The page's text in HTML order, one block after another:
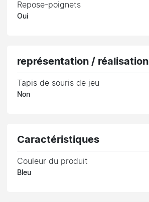
Repose-poignets
Oui
représentation / réalisation
Tapis de souris de jeu
Non
Caractéristiques
Couleur du produit
Bleu